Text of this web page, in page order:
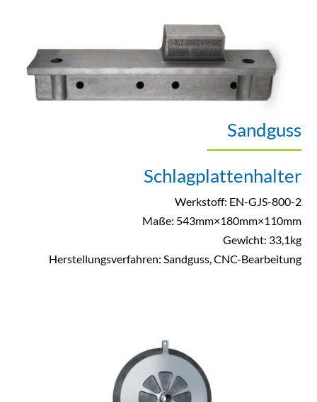
Sandguss
Schlagplattenhalter
Werkstoff: EN-GJS-800-2
Maße: 543mm×180mm×110mm
Gewicht: 33,1kg
Herstellungsverfahren: Sandguss, CNC-Bearbeitung